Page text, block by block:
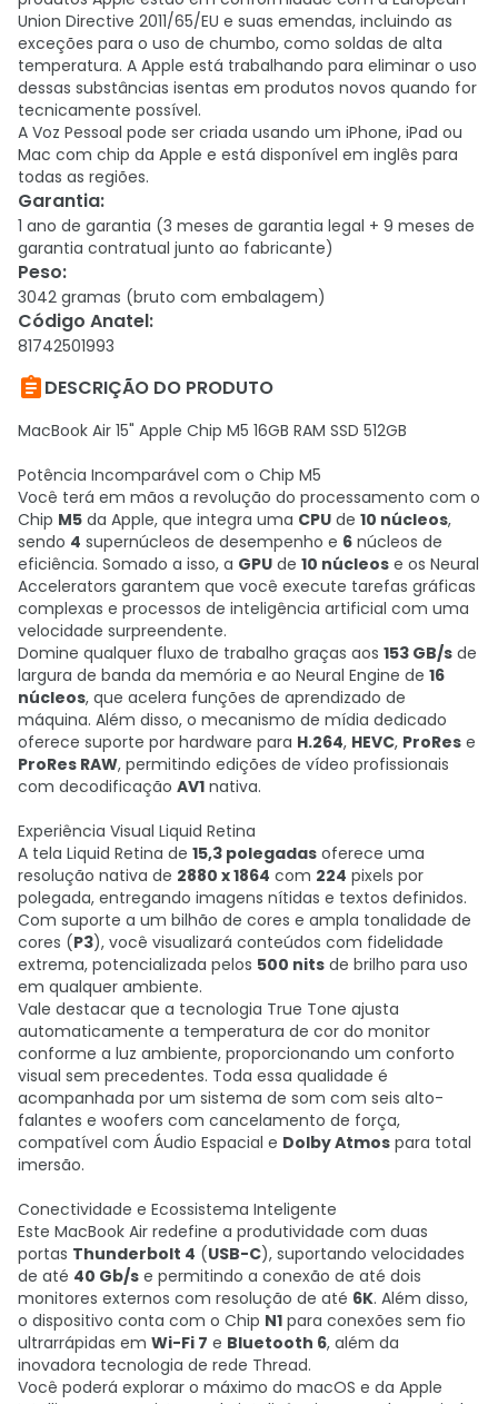
Union Directive 2011/65/EU e suas emendas, incluindo as
exceções para o uso de chumbo, como soldas de alta
temperatura. A Apple está trabalhando para eliminar o uso
dessas substâncias isentas em produtos novos quando for
tecnicamente possível.
A Voz Pessoal pode ser criada usando um iPhone, iPad ou
Mac com chip da Apple e está disponível em inglês para
todas as regiões.
Garantia:
1 ano de garantia (3 meses de garantia legal + 9 meses de
garantia contratual junto ao fabricante)
Peso:
3042 gramas (bruto com embalagem)
Código Anatel:
81742501993
DESCRIÇÃO DO PRODUTO
MacBook Air 15" Apple Chip M5 16GB RAM SSD 512GB
Potência Incomparável com o Chip M5
Você terá em mãos a revolução do processamento com o
Chip M5 da Apple, que integra uma CPU de 10 núcleos,
sendo 4 supernúcleos de desempenho e 6 núcleos de
eficiência. Somado a isso, a GPU de 10 núcleos e os Neural
Accelerators garantem que você execute tarefas gráficas
complexas e processos de inteligência artificial com uma
velocidade surpreendente.
Domine qualquer fluxo de trabalho graças aos 153 GB/s de
largura de banda da memória e ao Neural Engine de 16
núcleos, que acelera funções de aprendizado de
máquina. Além disso, o mecanismo de mídia dedicado
oferece suporte por hardware para H.264, HEVC, ProRes e
ProRes RAW, permitindo edições de vídeo profissionais
com decodificação AV1 nativa.
Experiência Visual Liquid Retina
A tela Liquid Retina de 15,3 polegadas oferece uma
resolução nativa de 2880 x 1864 com 224 pixels por
polegada, entregando imagens nítidas e textos definidos.
Com suporte a um bilhão de cores e ampla tonalidade de
cores (P3), você visualizará conteúdos com fidelidade
extrema, potencializada pelos 500 nits de brilho para uso
em qualquer ambiente.
Vale destacar que a tecnologia True Tone ajusta
automaticamente a temperatura de cor do monitor
conforme a luz ambiente, proporcionando um conforto
visual sem precedentes. Toda essa qualidade é
acompanhada por um sistema de som com seis alto-
falantes e woofers com cancelamento de força,
compatível com Áudio Espacial e Dolby Atmos para total
imersão.
Conectividade e Ecossistema Inteligente
Este MacBook Air redefine a produtividade com duas
portas Thunderbolt 4 (USB-C), suportando velocidades
de até 40 Gb/s e permitindo a conexão de até dois
monitores externos com resolução de até 6K. Além disso,
o dispositivo conta com o Chip N1 para conexões sem fio
ultrarrápidas em Wi-Fi 7 e Bluetooth 6, além da
inovadora tecnologia de rede Thread.
Você poderá explorar o máximo do macOS e da Apple